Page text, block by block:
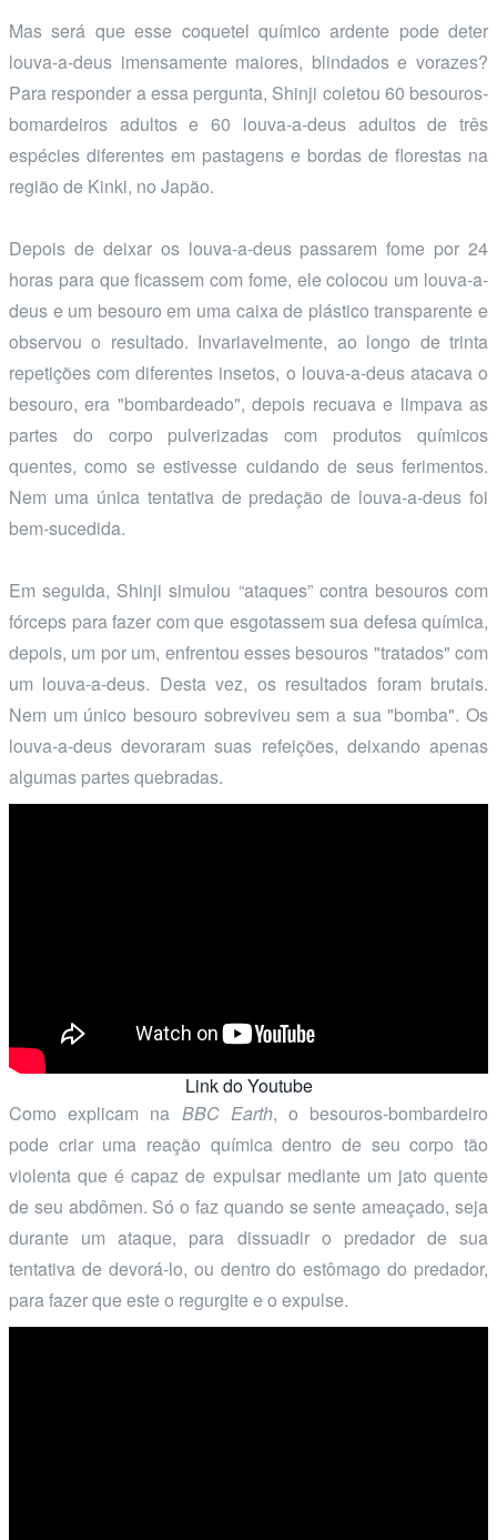
Mas será que esse coquetel químico ardente pode deter
louva-a-deus imensamente maiores, blindados e vorazes?
Para responder a essa pergunta, Shinji coletou 60 besouros-
bomardeiros adultos e 60 louva-a-deus adultos de três
espécies diferentes em pastagens e bordas de florestas na
região de Kinki, no Japão.
Depois de deixar os louva-a-deus passarem fome por 24
horas para que ficassem com fome, ele colocou um louva-a-
deus e um besouro em uma caixa de plástico transparente e
observou o resultado. Invariavelmente, ao longo de trinta
repetições com diferentes insetos, o louva-a-deus atacava o
besouro, era "bombardeado", depois recuava e limpava as
partes do corpo pulverizadas com produtos químicos
quentes, como se estivesse cuidando de seus ferimentos.
Nem uma única tentativa de predação de louva-a-deus foi
bem-sucedida.
Em seguida, Shinji simulou “ataques” contra besouros com
fórceps para fazer com que esgotassem sua defesa química,
depois, um por um, enfrentou esses besouros "tratados" com
um louva-a-deus. Desta vez, os resultados foram brutais.
Nem um único besouro sobreviveu sem a sua "bomba". Os
louva-a-deus devoraram suas refeições, deixando apenas
algumas partes quebradas.
Link do Youtube
Como explicam na BBC Earth, o besouros-bombardeiro
pode criar uma reação química dentro de seu corpo tão
violenta que é capaz de expulsar mediante um jato quente
de seu abdômen. Só o faz quando se sente ameaçado, seja
durante um ataque, para dissuadir o predador de sua
tentativa de devorá-lo, ou dentro do estômago do predador,
para fazer que este o regurgite e o expulse.